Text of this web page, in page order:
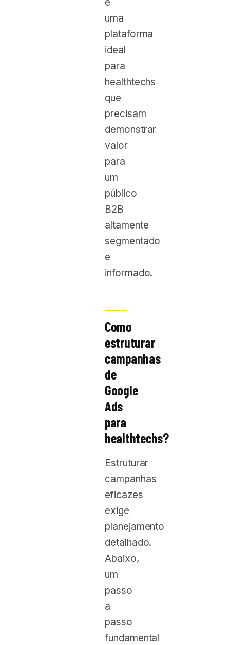
uma
plataforma
ideal
para
healthtechs
que
precisam
demonstrar
valor
para
um
público
B2B
altamente
segmentado
e
informado.
Como
estruturar
campanhas
de
Google
Ads
para
healthtechs?
Estruturar
campanhas
eficazes
exige
planejamento
detalhado.
Abaixo,
um
passo
a
passo
fundamental